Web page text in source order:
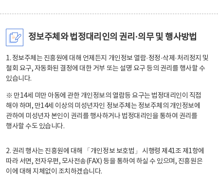
정보주체와 법정대리인의 권리·의무 및 행사방법
1. 정보주체는 진흥원에 대해 언제든지 개인정보 열람·정정·삭제·처리정지 및
철회 요구, 자동화된 결정에 대한 거부 또는 설명 요구 등의 권리를 행사할 수
있습니다.
※ 만14세 미만 아동에 관한 개인정보의 열람등 요구는 법정대리인이 직접
해야 하며, 만14세 이상의 미성년자인 정보주체는 정보주체의 개인정보에
관하여 미성년자 본인이 권리를 행사하거나 법정대리인을 통하여 권리를
행사할 수도 있습니다.
2. 권리 행사는 진흥원에 대해 「개인정보 보호법」 시행령 제41조 제1항에
따라 서면, 전자우편, 모사전송(FAX) 등을 통하여 하실 수 있으며, 진흥원은
이에 대해 지체없이 조치하겠습니다.